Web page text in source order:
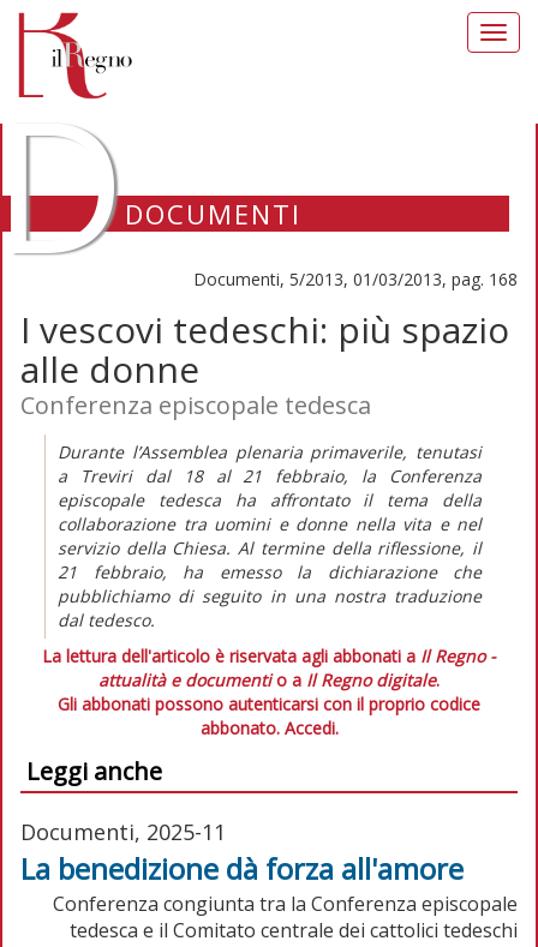
DOCUMENTI
Documenti, 5/2013, 01/03/2013, pag. 168
I vescovi tedeschi: più spazio
alle donne
Conferenza episcopale tedesca
Durante l’Assemblea plenaria primaverile, tenutasi
a Treviri dal 18 al 21 febbraio, la Conferenza
episcopale tedesca ha affrontato il tema della
collaborazione tra uomini e donne nella vita e nel
servizio della Chiesa. Al termine della riflessione, il
21 febbraio, ha emesso la dichiarazione che
pubblichiamo di seguito in una nostra traduzione
dal tedesco.
La lettura dell'articolo è riservata agli abbonati a Il Regno -
attualità e documentio a Il Regno digitale.
Gli abbonati possono autenticarsi con il proprio codice
abbonato. Accedi.
Leggi anche
Documenti, 2025-11
La benedizione dà forza all'amore
Conferenza congiunta tra la Conferenza episcopale
tedesca e il Comitato centrale dei cattolici tedeschi